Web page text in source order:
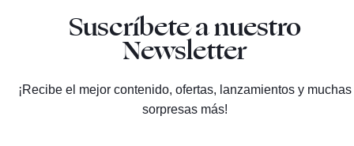
Suscríbete a nuestro
Newsletter
¡Recibe el mejor contenido, ofertas, lanzamientos y muchas
sorpresas más!